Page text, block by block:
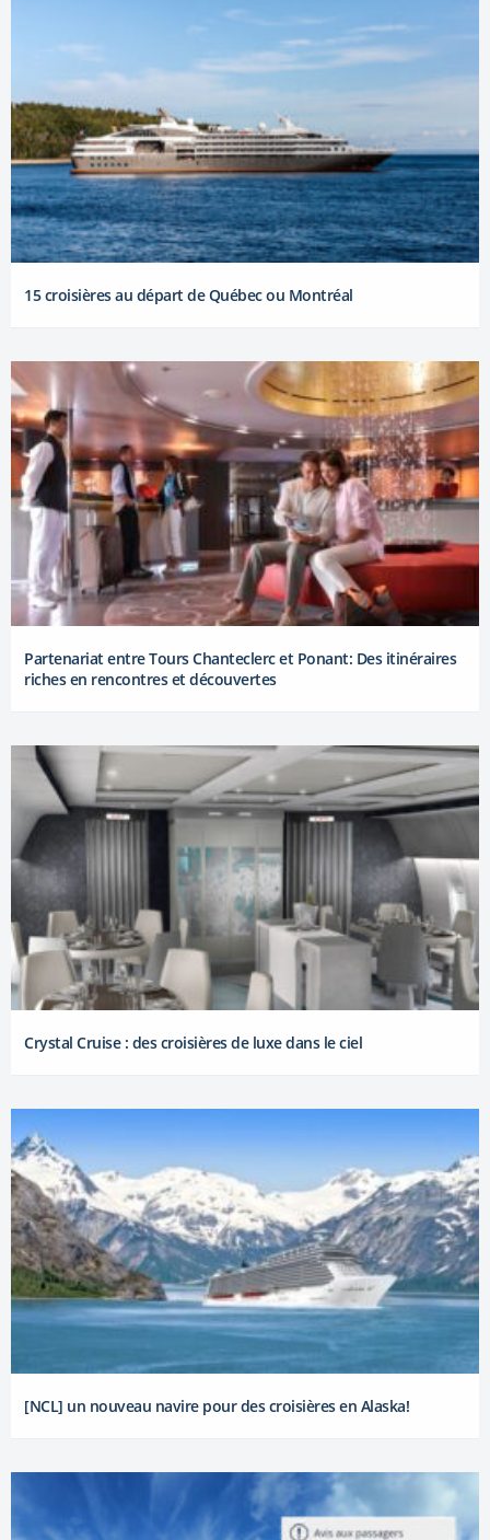
15 croisières au départ de Québec ou Montréal
Partenariat entre Tours Chanteclerc et Ponant: Des itinéraires
riches en rencontres et découvertes
Crystal Cruise : des croisières de luxe dans le ciel
[NCL] un nouveau navire pour des croisières en Alaska!